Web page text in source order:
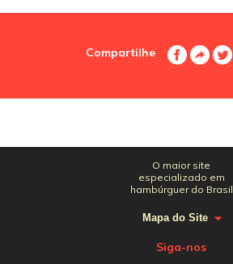
Compartilhe
O maior site
especializado em
hambúrguer do Brasil
Mapa do Site
Siga-nos